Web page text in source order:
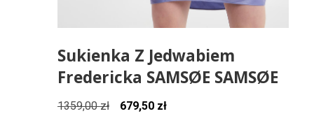
Sukienka Z Jedwabiem
Fredericka SAMSØE SAMSØE
1359,00zł
Pierwotna
679,50 złAktualna